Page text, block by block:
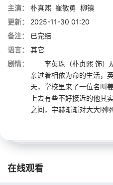
主演：
朴真熙 崔敏勇 柳镇
更新：
2025-11-30 01:20
备注：
已完结
语言：
其它
剧情：
李英珠（朴贞熙 饰）
亲过着相依为命的生活，
天，学校里来了一位名叫
上去有些不好接近的他其
之间，宇赫渐渐对大大咧
在线观看